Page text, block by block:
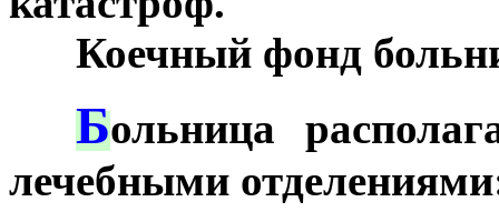
Коечный фонд
Больница
лечебными